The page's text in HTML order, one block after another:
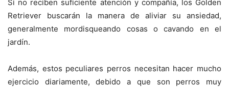
Si no reciben suficiente atención y compañía, los Golden
Retriever buscarán la manera de aliviar su ansiedad,
generalmente mordisqueando cosas o cavando en el
jardín.
Además, estos peculiares perros necesitan hacer mucho
ejercicio diariamente, debido a que son perros muy